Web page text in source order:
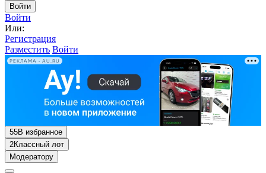
Войти
Войти
Или:
Регистрация
Разместить Войти
РЕКЛАМА • AU.RU
55В избранное
2Классный лот
Модератору